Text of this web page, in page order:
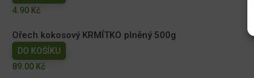
4.90 Kč
Ořech kokosový KRMÍTKO plněný 500g
DO KOŠÍKU
89.00 Kč